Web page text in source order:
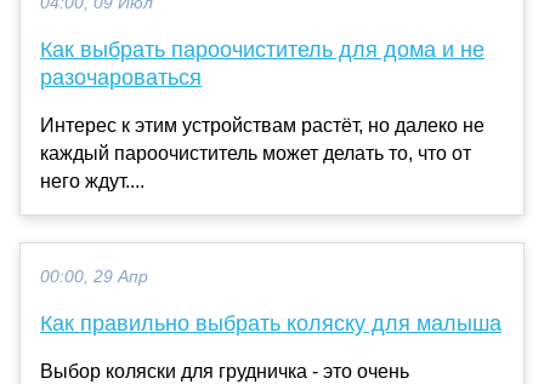
Как выбрать пароочиститель для дома и не
разочароваться
Интерес к этим устройствам растёт, но далеко не
каждый пароочиститель может делать то, что от
него ждут....
00:00, 29 Апр
Как правильно выбрать коляску для малыша
Выбор коляски для грудничка - это очень